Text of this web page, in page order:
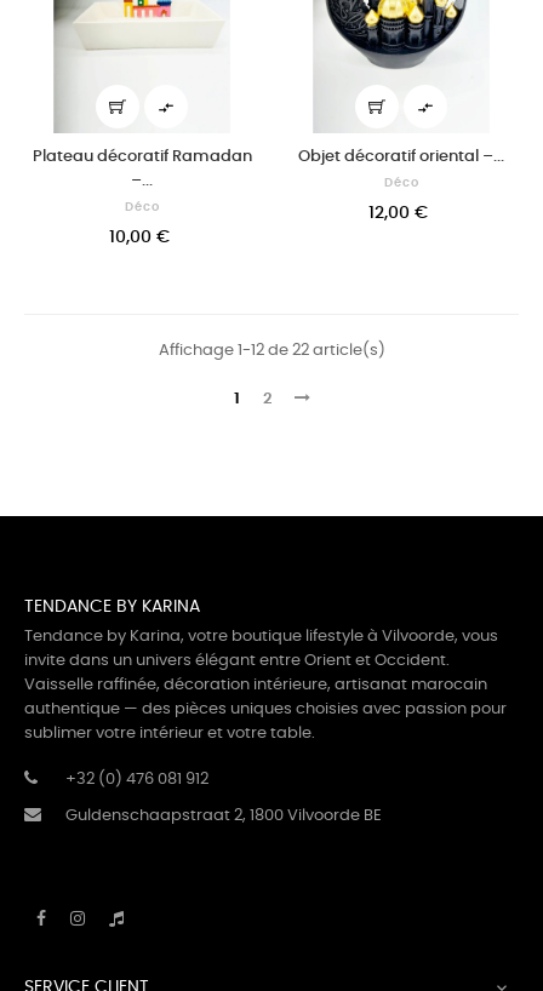

Plateau décoratif Ramadan
–...
Déco
10,00 €

Objet décoratif oriental –...
Déco
12,00 €
Affichage 1-12 de 22 article(s)
1 2
TENDANCE BY KARINA
Tendance by Karina, votre boutique lifestyle à Vilvoorde, vous
invite dans un univers élégant entre Orient et Occident.
Vaisselle raffinée, décoration intérieure, artisanat marocain
authentique — des pièces uniques choisies avec passion pour
sublimer votre intérieur et votre table.
+32 (0) 476 081 912
Guldenschaapstraat 2, 1800 Vilvoorde BE
SERVICE CLIENT